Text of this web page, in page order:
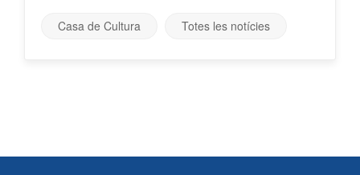
Casa de Cultura Totes les notícies